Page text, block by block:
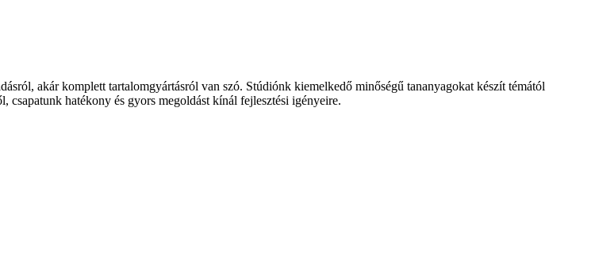
akár komplett tartalomgyártásról van szó. Stúdiónk kiemelkedő minőségű tananyagokat készít témától
hatékony és gyors megoldást kínál fejlesztési igényeire.